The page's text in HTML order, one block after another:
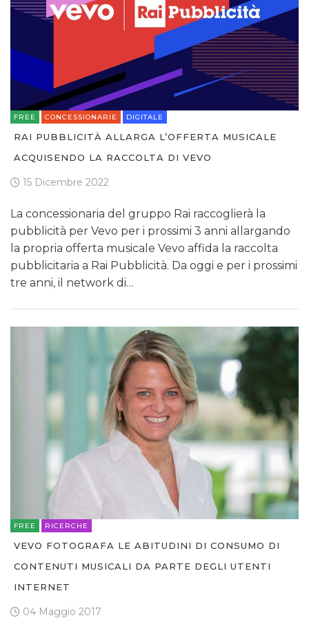
FREE CONCESSIONARIE DIGITALE
RAI PUBBLICITÀ ALLARGA L’OFFERTA MUSICALE
ACQUISENDO LA RACCOLTA DI VEVO
15 Dicembre 2022
La concessionaria del gruppo Rai raccoglierà la
pubblicità per Vevo per i prossimi 3 anni allargando
la propria offerta musicale Vevo affida la raccolta
pubblicitaria a Rai Pubblicità. Da oggi e per i prossimi
tre anni, il network di…
FREE RICERCHE
VEVO FOTOGRAFA LE ABITUDINI DI CONSUMO DI
CONTENUTI MUSICALI DA PARTE DEGLI UTENTI
INTERNET
04 Maggio 2017